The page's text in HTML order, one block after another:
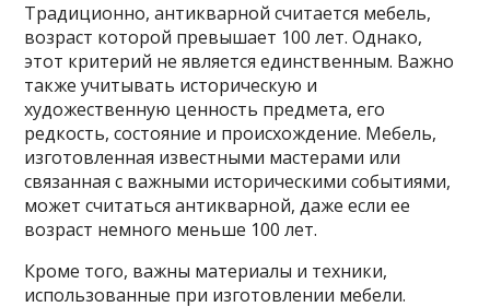
Традиционно, антикварной считается мебель,
возраст которой превышает 100 лет. Однако,
этот критерий не является единственным. Важно
также учитывать историческую и
художественную ценность предмета, его
редкость, состояние и происхождение. Мебель,
изготовленная известными мастерами или
связанная с важными историческими событиями,
может считаться антикварной, даже если ее
возраст немного меньше 100 лет.
Кроме того, важны материалы и техники,
использованные при изготовлении мебели.